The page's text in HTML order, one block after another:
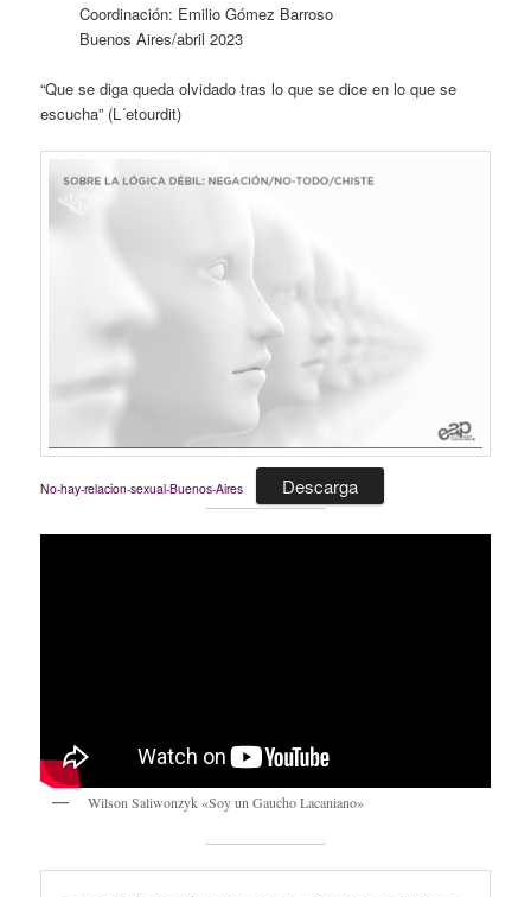
Coordinación: Emilio Gómez Barroso
Buenos Aires/abril 2023
“Que se diga queda olvidado tras lo que se dice en lo que se
escucha” (L´etourdit)
No-hay-relacion-sexual-Buenos-Aires Descarga
Wilson Saliwonzyk «Soy un Gaucho Lacaniano»